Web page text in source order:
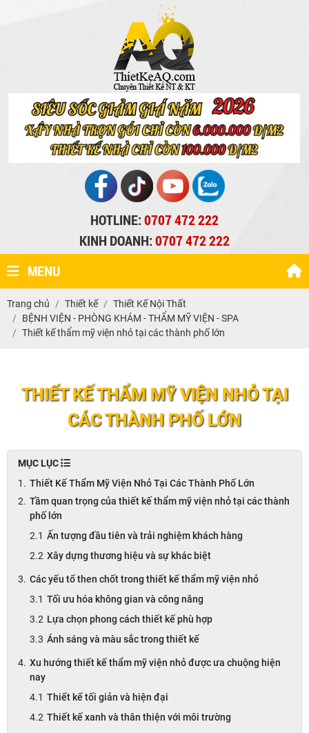
HOTLINE:0707 472 222
KINH DOANH:0707 472 222
MENU
Trang chủ Thiết kế
Thiết Kế Nội Thất
BỆNH VIỆN - PHÒNG KHÁM - THẨM MỸ VIỆN - SPA
Thiết kế thẩm mỹ viện nhỏ tại các thành phố lớn
THIẾT KẾ THẨM MỸ VIỆN NHỎ TẠI
CÁC THÀNH PHỐ LỚN
MỤC LỤC
Thiết Kế Thẩm Mỹ Viện Nhỏ Tại Các Thành Phố Lớn
Tầm quan trọng của thiết kế thẩm mỹ viện nhỏ tại các thành
phố lớn
Ấn tượng đầu tiên và trải nghiệm khách hàng
Xây dựng thương hiệu và sự khác biệt
Các yếu tố then chốt trong thiết kế thẩm mỹ viện nhỏ
Tối ưu hóa không gian và công năng
Lựa chọn phong cách thiết kế phù hợp
Ánh sáng và màu sắc trong thiết kế
Xu hướng thiết kế thẩm mỹ viện nhỏ được ưa chuộng hiện
nay
Thiết kế tối giản và hiện đại
Thiết kế xanh và thân thiện với môi trường